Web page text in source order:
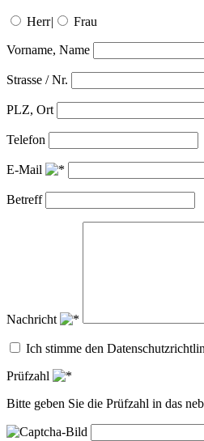
Herr| Frau
Vorname, Name
Strasse / Nr.
PLZ, Ort
Telefon
E-Mail
Betreff
Nachricht
Ich stimme den
Prüfzahl
Bitte geben Sie die Prüfzahl in das